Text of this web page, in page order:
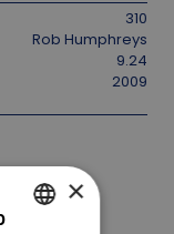
310
Rob Humphreys
9.24
2009
×